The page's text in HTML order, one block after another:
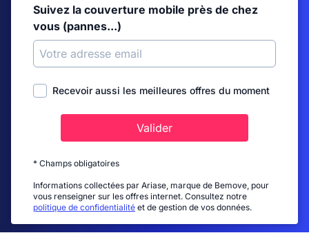
Suivez la couverture mobile près de chez
vous (pannes...)
Recevoir aussi les meilleures offres du moment
Valider
* Champs obligatoires
Informations collectées par Ariase, marque de Bemove, pour
vous renseigner sur les offres internet. Consultez notre
politique de confidentialité et de gestion de vos données.